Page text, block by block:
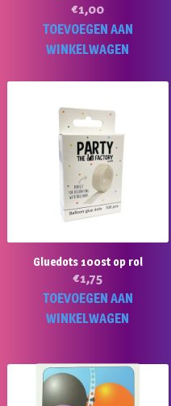
€1,00
TOEVOEGEN AAN
WINKELWAGEN
Gluedots 100st op rol
€1,75
TOEVOEGEN AAN
WINKELWAGEN